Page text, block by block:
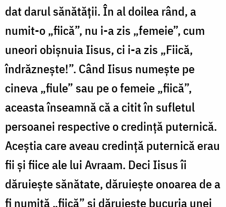
dat darul sănătății. În al doilea rând, a
numit-o „fiică”, nu i-a zis „femeie”, cum
uneori obișnuia Iisus, ci i-a zis „Fiică,
îndrăznește!”. Când Iisus numește pe
cineva „fiule” sau pe o femeie „fiică”,
aceasta înseamnă că a citit în sufletul
persoanei respective o credință puternică.
Aceștia care aveau credință puternică erau
fii și fiice ale lui Avraam. Deci Iisus îi
dăruiește sănătate, dăruiește onoarea de a
fi numită „fiică” și dăruiește bucuria unei